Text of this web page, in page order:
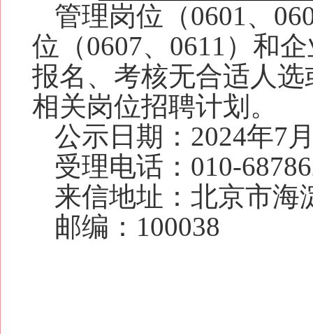
管理岗位（0601、
位（0607、0611）和
报名、考核无合适人
相关岗位招聘计划。
公示日期：2024年7
受理电话：010-
来信地址：北京市海
邮编：100038